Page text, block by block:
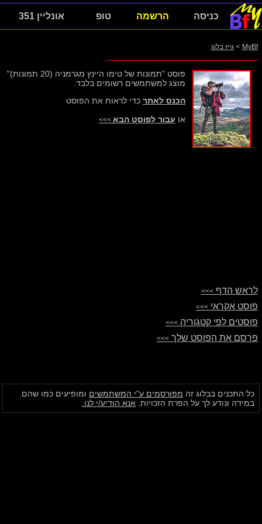
כניסה הרשמה טופ אונליין 351
MyBf
> גייז בלוג
פוסט "תמונות של טימו היינץ מגרמניה (20 תמונות)"
מוצג למשתמשים רשומים בלבד.
הכנס לאתר כדי לראות את הפוסט
או עבור לפוסט הבא >>>
לראש הדף >>>
פוסט אקראי >>>
פוסטים לפי קטגוריה >>>
פרסם את הפוסט שלך >>>
כל התכנים בבלוג זה מפורסמים ע"י המשתמשים ומופיעים כמו שהם.
במידה ונודע לך על הפרת הזכויות, אנא הודיע/י לנו.